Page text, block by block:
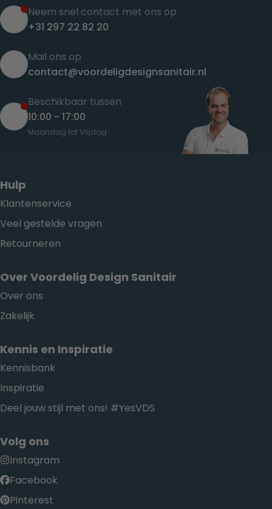
Neem snel contact met ons op
+31 297 22 82 20
Mail ons op
contact@voordeligdesignsanitair.nl
Beschikbaar tussen
10:00 - 17:00
Maandag tot Vrijdag
Hulp
Klantenservice
Veel gestelde vragen
Retourneren
Over Voordelig Design Sanitair
Over ons
Zakelijk
Kennis en Inspiratie
Kennisbank
Inspiratie
Deel jouw stijl met ons! #YesVDS
Volg ons
Instagram
Facebook
Pinterest